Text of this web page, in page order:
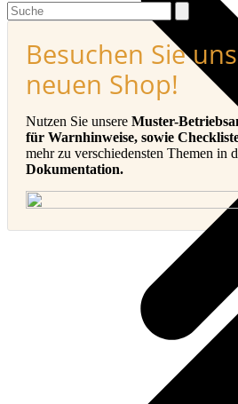
Search
Besuchen Sie
neuen Shop!
Nutzen Sie unsere Muster-
für Warnhinweise, sowie
mehr zu verschiedensten Themen in
Dokumentation.